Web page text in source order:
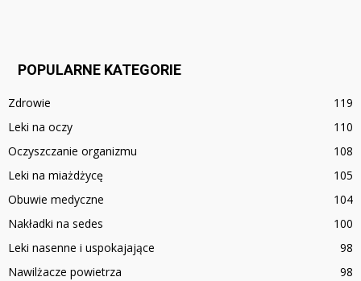
POPULARNE KATEGORIE
Zdrowie
119
Leki na oczy
110
Oczyszczanie organizmu
108
Leki na miażdżycę
105
Obuwie medyczne
104
Nakładki na sedes
100
Leki nasenne i uspokajające
98
Nawilżacze powietrza
98